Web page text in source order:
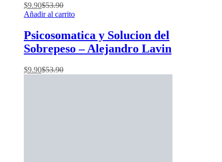
$9.90$53.90
Añadir al carrito
Psicosomatica y Solucion del
Sobrepeso – Alejandro Lavin
$9.90$53.90